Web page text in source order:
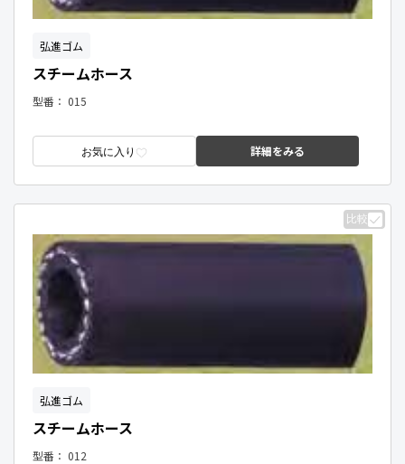
弘進ゴム
スチームホース
型番： 015
お気に入り 詳細をみる
比較
弘進ゴム
スチームホース
型番： 012